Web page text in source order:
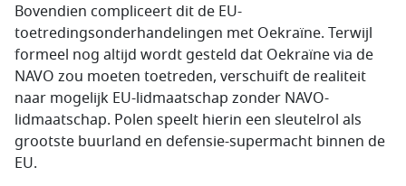
Bovendien compliceert dit de EU-
toetredingsonderhandelingen met Oekraïne. Terwijl
formeel nog altijd wordt gesteld dat Oekraïne via de
NAVO zou moeten toetreden, verschuift de realiteit
naar mogelijk EU-lidmaatschap zonder NAVO-
lidmaatschap. Polen speelt hierin een sleutelrol als
grootste buurland en defensie-supermacht binnen de
EU.